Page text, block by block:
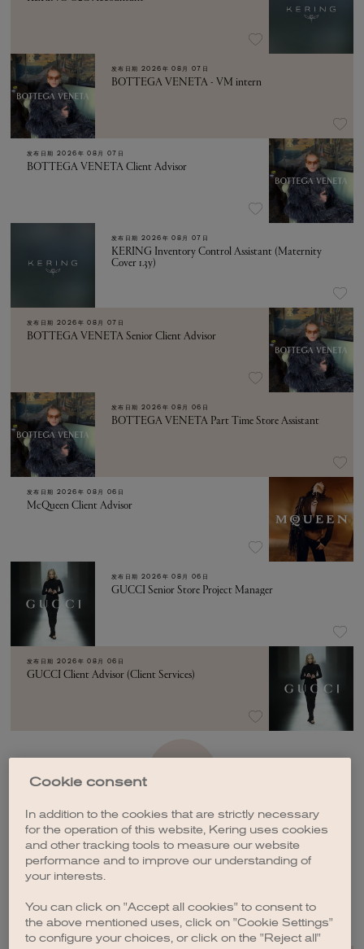
发布日期 2026年 08月 07日
BOTTEGA VENETA - VM intern
发布日期 2026年 08月 07日
BOTTEGA VENETA Client Advisor
发布日期 2026年 08月 07日
KERING Inventory Control Assistant (Maternity
Cover 1.3y)
发布日期 2026年 08月 07日
BOTTEGA VENETA Senior Client Advisor
发布日期 2026年 08月 06日
BOTTEGA VENETA Part Time Store Assistant
发布日期 2026年 08月 06日
McQueen Client Advisor
发布日期 2026年 08月 06日
GUCCI Senior Store Project Manager
发布日期 2026年 08月 06日
GUCCI Client Advisor (Client Services)
Cookie consent
In addition to the cookies that are strictly necessary
for the operation of this website, Kering uses cookies
and other tracking tools to measure our website
performance and to improve our understanding of
your interests.
You can click on "Accept all cookies" to consent to
the above mentioned uses, click on "Cookie Settings"
to configure your choices, or click on the "Reject all"